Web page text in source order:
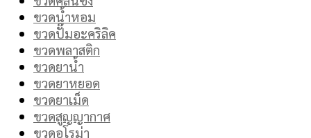
ขวดน้ำหอม
ขวดปั๊มอะคริลิค
ขวดพลาสติก
ขวดยาน้ำ
ขวดยาหยอด
ขวดยาเม็ด
ขวดสูญญากาศ
ขวดอโรม่า